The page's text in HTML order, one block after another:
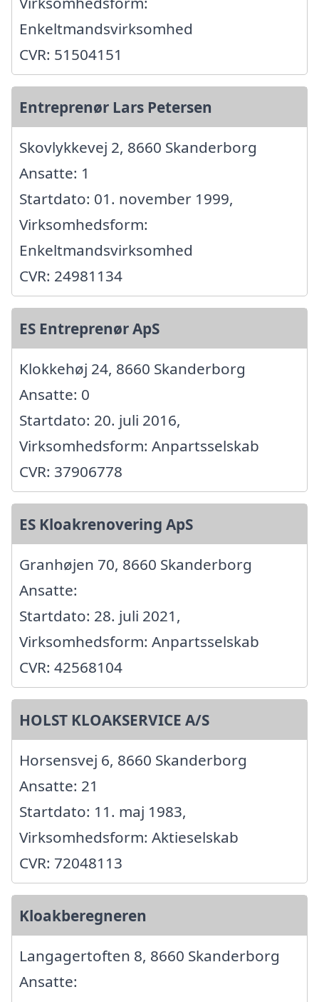
Enkeltmandsvirksomhed
CVR: 51504151
Entreprenør Lars Petersen
Skovlykkevej 2, 8660 Skanderborg
Ansatte: 1
Startdato: 01. november 1999,
Virksomhedsform:
Enkeltmandsvirksomhed
CVR: 24981134
ES Entreprenør ApS
Klokkehøj 24, 8660 Skanderborg
Ansatte: 0
Startdato: 20. juli 2016,
Virksomhedsform: Anpartsselskab
CVR: 37906778
ES Kloakrenovering ApS
Granhøjen 70, 8660 Skanderborg
Ansatte:
Startdato: 28. juli 2021,
Virksomhedsform: Anpartsselskab
CVR: 42568104
HOLST KLOAKSERVICE A/S
Horsensvej 6, 8660 Skanderborg
Ansatte: 21
Startdato: 11. maj 1983,
Virksomhedsform: Aktieselskab
CVR: 72048113
Kloakberegneren
Langagertoften 8, 8660 Skanderborg
Ansatte: